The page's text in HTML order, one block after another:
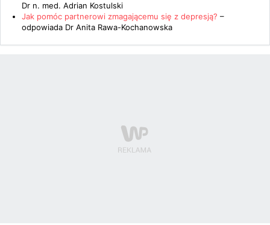
Dr n. med. Adrian Kostulski
Jak pomóc partnerowi zmagającemu się z depresją? –
odpowiada Dr Anita Rawa-Kochanowska